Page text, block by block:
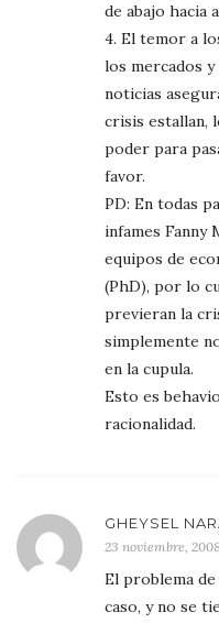
de abajo hacia
4. El temor a
los mercados
noticias
crisis estallan,
poder para
favor.
PD: En todas
infames Fanny
equipos de
(PhD), por lo
previeran la
simplemente
en la cupula.
Esto es
racionalidad.
GHEYSEL
23 noviembre,
El problema de
caso, y no se